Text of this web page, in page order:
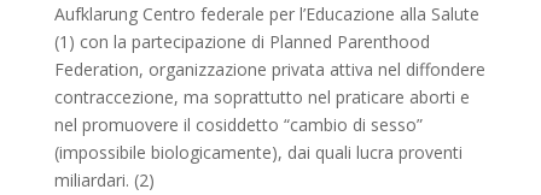
Aufklarung Centro federale per l’Educazione alla Salute
(1) con la partecipazione di Planned Parenthood
Federation, organizzazione privata attiva nel diffondere
contraccezione, ma soprattutto nel praticare aborti e
nel promuovere il cosiddetto “cambio di sesso”
(impossibile biologicamente), dai quali lucra proventi
miliardari. (2)